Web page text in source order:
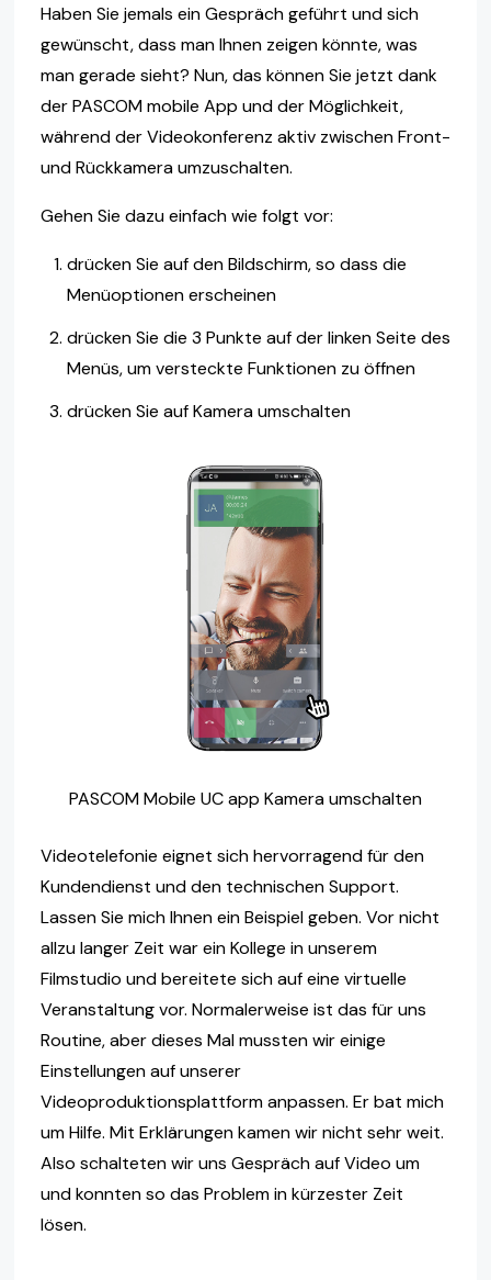
Haben Sie jemals ein Gespräch geführt und sich
gewünscht, dass man Ihnen zeigen könnte, was
man gerade sieht? Nun, das können Sie jetzt dank
der PASCOM mobile App und der Möglichkeit,
während der Videokonferenz aktiv zwischen Front-
und Rückkamera umzuschalten.
Gehen Sie dazu einfach wie folgt vor:
drücken Sie auf den Bildschirm, so dass die
Menüoptionen erscheinen
drücken Sie die 3 Punkte auf der linken Seite des
Menüs, um versteckte Funktionen zu öffnen
drücken Sie auf Kamera umschalten
PASCOM Mobile UC app Kamera umschalten
Videotelefonie eignet sich hervorragend für den
Kundendienst und den technischen Support.
Lassen Sie mich Ihnen ein Beispiel geben. Vor nicht
allzu langer Zeit war ein Kollege in unserem
Filmstudio und bereitete sich auf eine virtuelle
Veranstaltung vor. Normalerweise ist das für uns
Routine, aber dieses Mal mussten wir einige
Einstellungen auf unserer
Videoproduktionsplattform anpassen. Er bat mich
um Hilfe. Mit Erklärungen kamen wir nicht sehr weit.
Also schalteten wir uns Gespräch auf Video um
und konnten so das Problem in kürzester Zeit
lösen.